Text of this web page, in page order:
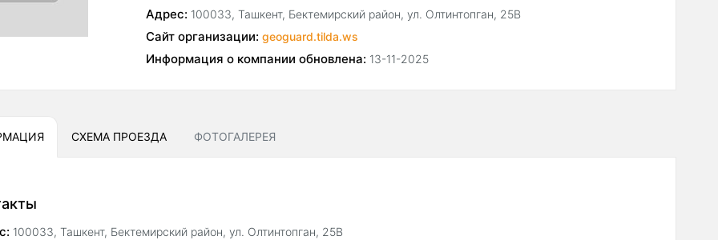
Адрес: 100033, Ташкент, Бектемирский район, ул. Олтинтопган, 25В
Сайт организации: geoguard.tilda.ws
Информация о компании обновлена: 13-11-2025
СХЕМА ПРОЕЗДА ФОТОГАЛЕРЕЯ
100033, Ташкент, Бектемирский район, ул. Олтинтопган, 25В